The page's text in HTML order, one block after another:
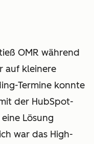
OMR während
auf kleinere
Termine konnte
der HubSpot-
Lösung
war das High-